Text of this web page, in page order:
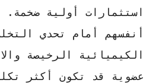
استثمارات أولية ضخمة.
أنفسهم أمام تحدي
الكيميائية الرخيصة
عضوية قد تكون أكثر